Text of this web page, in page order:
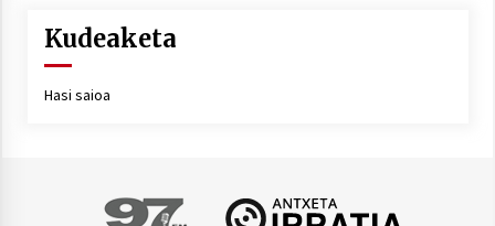
Kudeaketa
Hasi saioa